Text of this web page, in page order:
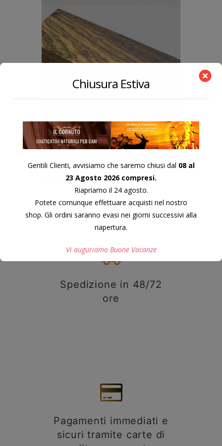
120X38X23 MM.
€
Spedizione in 48/72
ore
Pagamenti immediati e
sicuri tramite carte di
Chiusura Estiva
Gentili Clienti, avvisiamo che saremo chiusi dal 08 al
23 Agosto 2026 compresi.
Riapriamo il 24 agosto.
Potete comunque effettuare acquisti nel nostro
shop. Gli ordini saranno evasi nei giorni successivi alla
riapertura.
Vi auguriamo Buone Vacanze
Questo si chiuderà in secondi